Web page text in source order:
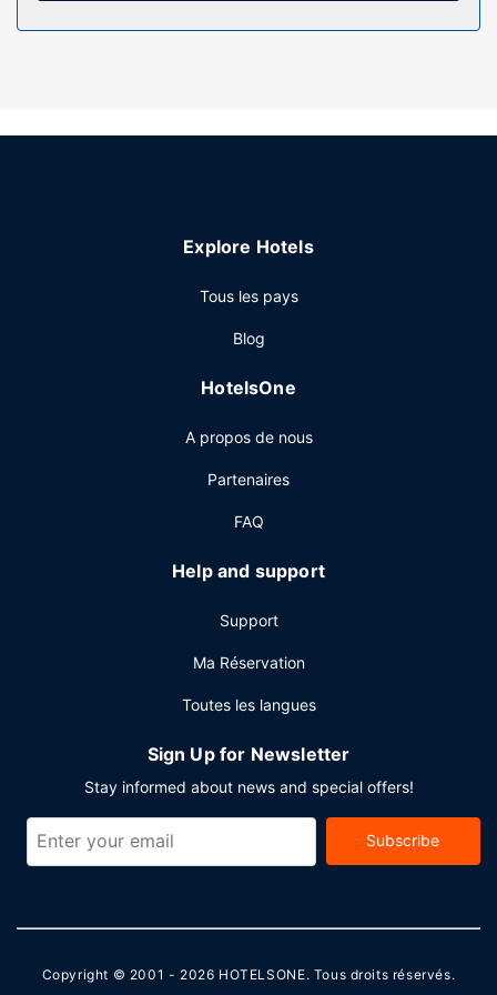
Profitez des nombreux équipements et services qui
un des un café de cet hôtel. L'hébergement vous invite à
Un petit déjeuner continental gratuit est servi tous les jours
La réception n'est pas ouverte en continu. Un parking
Explore Hotels
Tous les pays
Blog
HotelsOne
A propos de nous
Partenaires
FAQ
Help and support
Support
Ma Réservation
Toutes les langues
Sign Up for Newsletter
Stay informed about news and special offers!
Subscribe
Copyright © 2001 - 2026 HOTELSONE. Tous droits réservés.